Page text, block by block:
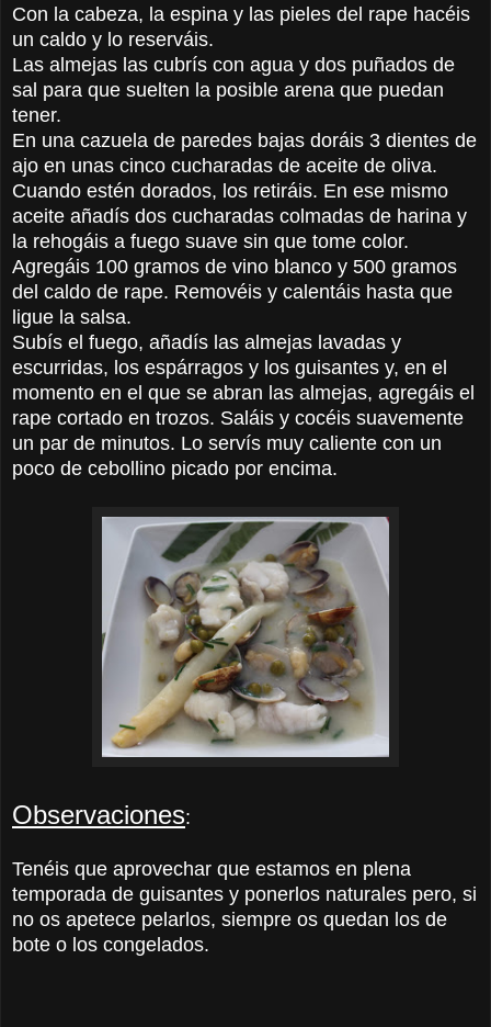
Con la cabeza, la espina y las pieles del rape hacéis
un caldo y lo reserváis.
Las almejas las cubrís con agua y dos puñados de
sal para que suelten la posible arena que puedan
tener.
En una cazuela de paredes bajas doráis 3 dientes de
ajo en unas cinco cucharadas de aceite de oliva.
Cuando estén dorados, los retiráis. En ese mismo
aceite añadís dos cucharadas colmadas de harina y
la rehogáis a fuego suave sin que tome color.
Agregáis 100 gramos de vino blanco y 500 gramos
del caldo de rape. Removéis y calentáis hasta que
ligue la salsa.
Subís el fuego, añadís las almejas lavadas y
escurridas, los espárragos y los guisantes y, en el
momento en el que se abran las almejas, agregáis el
rape cortado en trozos. Saláis y cocéis suavemente
un par de minutos. Lo servís muy caliente con un
poco de cebollino picado por encima.
Observaciones:
Tenéis que aprovechar que estamos en plena
temporada de guisantes y ponerlos naturales pero, si
no os apetece pelarlos, siempre os quedan los de
bote o los congelados.